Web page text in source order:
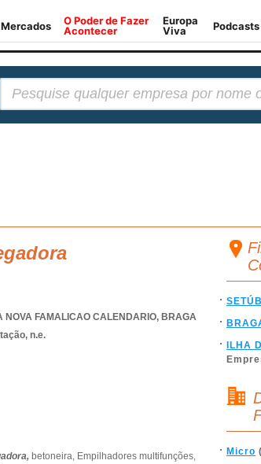
NOVA FAMALICAO CALENDARIO, BRAGA
n.e.
betoneira, Empilhadores multifunções,
ILHA
Micro